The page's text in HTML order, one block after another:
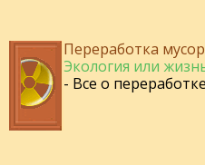
Переработка
Экология или
- Все о